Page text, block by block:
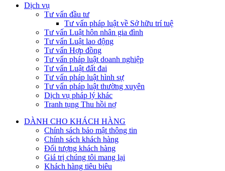
Dịch vụ
Tư vấn đầu tư
Tư vấn pháp luật về Sở hữu trí tuệ
Tư vấn Luật hôn nhân gia đình
Tư vấn Luật lao động
Tư vấn Hợp đồng
Tư vấn pháp luật doanh nghiệp
Tư vấn Luật đất đai
Tư vấn pháp luật hình sự
Tư vấn pháp luật thường xuyên
Dịch vụ pháp lý khác
Tranh tụng Thu hồi nợ
DÀNH CHO KHÁCH HÀNG
Chính sách bảo mật thông tin
Chính sách khách hàng
Đối tượng khách hàng
Giá trị chúng tôi mang lại
Khách hàng tiêu biêu